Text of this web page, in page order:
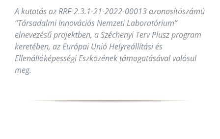
A kutatás az RRF-2.3.1-21-2022-00013 azonosítószámú
“Társadalmi Innovációs Nemzeti Laboratórium”
elnevezésű projektben, a Széchenyi Terv Plusz program
keretében, az Európai Unió Helyreállítási és
Ellenállóképességi Eszközének támogatásával valósul
meg.